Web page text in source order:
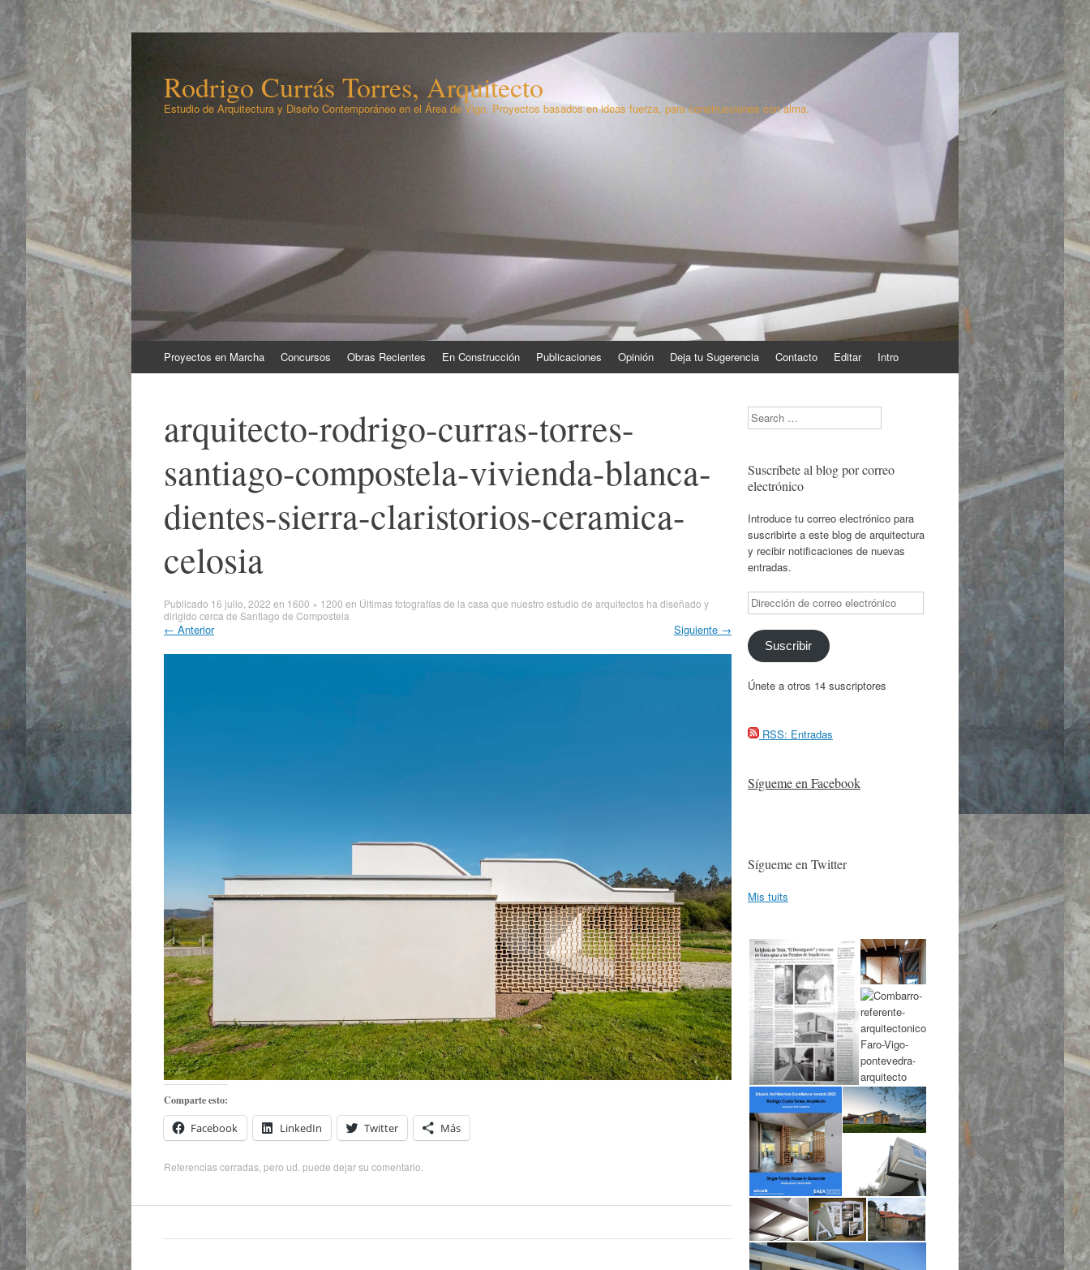
Rodrigo Currás Torres, Arquitecto
Estudio de Arquitectura y Diseño Contemporáneo en el Área de Vigo. Proyectos basados en ideas fuerza, para construcciones con alma.
al
Proyectos en Marcha Concursos Obras Recientes En Construcción Publicaciones Opinión Deja tu Sugerencia Contacto Editar Intro
arquitecto-rodrigo-curras-torres-
santiago-compostela-vivienda-blanca-
dientes-sierra-claristorios-ceramica-
celosia
Publicado 16 julio, 2022 en 1600 × 1200 en Últimas fotografías de la casa que nuestro estudio de arquitectos ha diseñado y
dirigido cerca de Santiago de Compostela
← Anterior Siguiente →
Comparte esto:
Facebook LinkedIn Twitter Más
Referencias cerradas, pero ud. puede dejar su comentario
Search
Suscríbete al blog por correo
electrónico
Introduce tu correo electrónico para
suscribirte a este blog de arquitectura
y recibir notificaciones de nuevas
entradas.
Dirección
de
correo
electrónico
Suscribir
Únete a otros 14 suscriptores
RSS: Entradas
Sígueme en Facebook
Sígueme en Twitter
Mis tuits